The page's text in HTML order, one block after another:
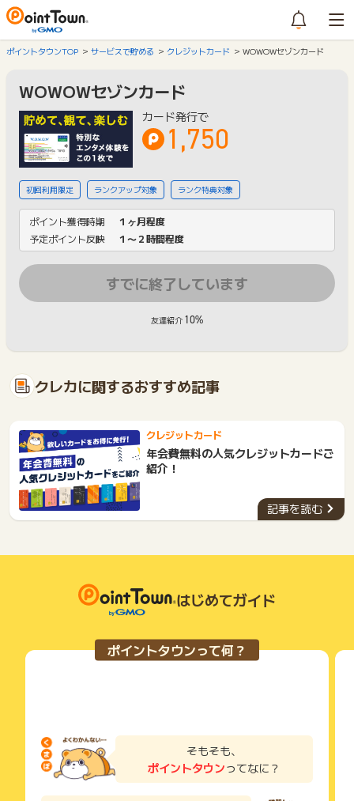
ポイントタウンTOP サービスで貯める クレジットカード WOWOWセゾンカード
WOWOWセゾンカード
カード発行で
1,750
初回利用限定 ランクアップ対象 ランク特典対象
ポイント獲得時期
１ヶ月程度
予定ポイント反映
１〜２時間程度
すでに終了しています
友達紹介 10%
クレカに関するおすすめ記事
クレジットカード
年会費無料の人気クレジットカードご
紹介！
記事を読む
はじめてガイド
ポイントタウンって何？
そもそも、
ポイントタウンってなに？